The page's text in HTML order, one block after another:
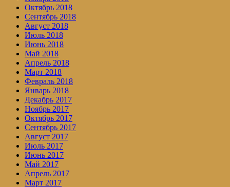
Октябрь 2018
Сентябрь 2018
Август 2018
Июль 2018
Июнь 2018
Май 2018
Апрель 2018
Март 2018
Февраль 2018
Январь 2018
Декабрь 2017
Ноябрь 2017
Октябрь 2017
Сентябрь 2017
Август 2017
Июль 2017
Июнь 2017
Май 2017
Апрель 2017
Март 2017